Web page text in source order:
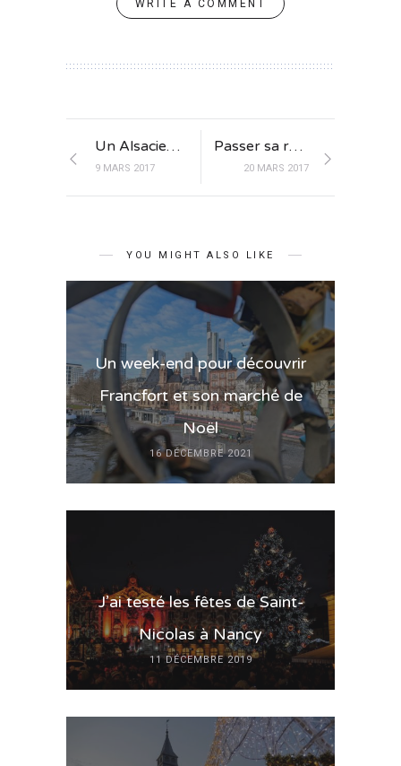
WRITE A COMMENT
Un Alsacien régale les passagers de la Thai Airways
9 MARS 2017
Passer sa retraite sur l’île de Koh Samui en Thaïlande : l’exemple de Pascal
20 MARS 2017
YOU MIGHT ALSO LIKE
Un week-end pour découvrir
Francfort et son marché de
Noël
16 DÉCEMBRE 2021
J’ai testé les fêtes de Saint-
Nicolas à Nancy
11 DÉCEMBRE 2019